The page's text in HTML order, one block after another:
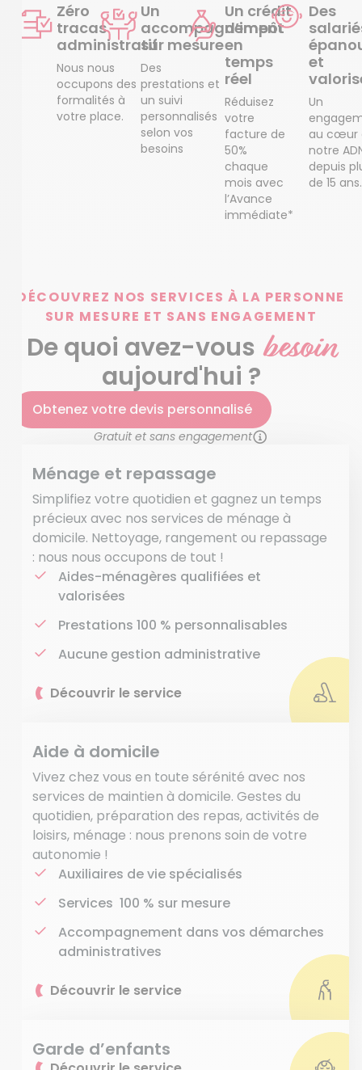
Zéro
tracas
administratif
Nous nous
occupons des
formalités à
votre place.
Un
accompagnement
sur mesure
Des
prestations et
un suivi
personnalisés
selon vos
besoins
Un crédit
d’impôt
en
temps
réel
Réduisez
votre
facture de
50%
chaque
mois avec
l’Avance
immédiate*
Des
et
Un
au cœur
notre
depuis
de 15 ans.
DÉCOUVREZ NOS SERVICES À LA PERSONNE
SUR MESURE ET SANS ENGAGEMENT
De quoi avez-vous besoin
aujourd'hui ?
Obtenez votre devis personnalisé
Gratuit et sans engagement
Ménage et repassage
Simplifiez votre quotidien et gagnez un temps
précieux avec nos services de ménage à
domicile. Nettoyage, rangement ou repassage
: nous nous occupons de tout !
Aides-ménagères qualifiées et
valorisées
Prestations 100 % personnalisables
Aucune gestion administrative
Découvrir le service
Aide à domicile
Vivez chez vous en toute sérénité avec nos
services de maintien à domicile. Gestes du
quotidien, préparation des repas, activités de
loisirs, ménage : nous prenons soin de votre
autonomie !
Auxiliaires de vie spécialisés
Services 100 % sur mesure
Accompagnement dans vos démarches
administratives
Découvrir le service
Garde d’enfants